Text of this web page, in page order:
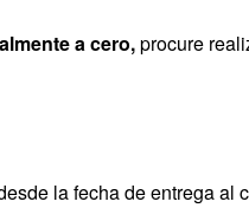
a cero,procure
la fecha de entrega al